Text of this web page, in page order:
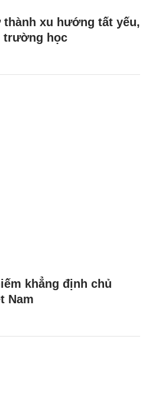
thành xu hướng tất yếu,
trường học
khẳng định chủ
Nam